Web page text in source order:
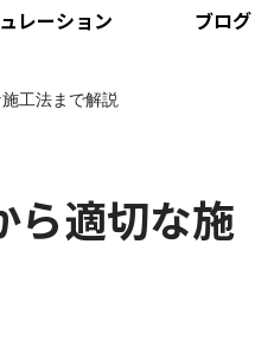
レーション ブログ
工法まで解説
ら適切な施